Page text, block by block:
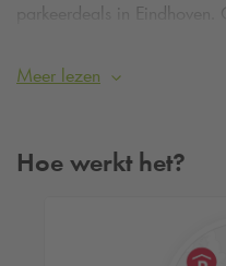
parkeerdeals in
vooraf te reserveren.
Door vooraf het parkeren te
hoef je met een
Meer lezen
Hoe werkt het?